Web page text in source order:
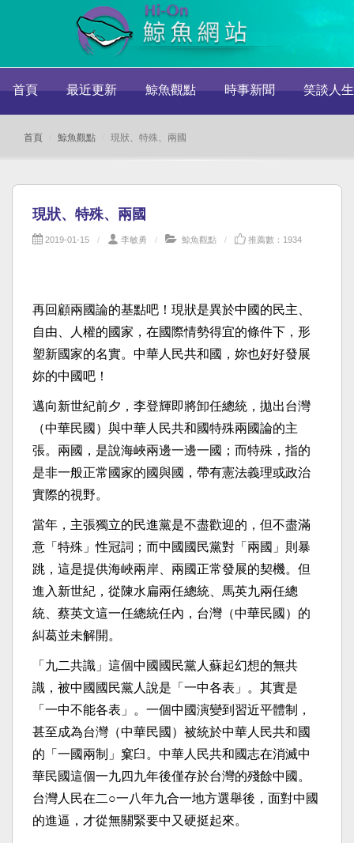
首頁 最近更新 鯨魚觀點 時事新聞 笑談人生
首頁 鯨魚觀點 現狀、特殊、兩國
現狀、特殊、兩國
2019-01-15 李敏勇 鯨魚觀點 推薦數：1934
再回顧兩國論的基點吧！現狀是異於中國的民主、
自由、人權的國家，在國際情勢得宜的條件下，形
塑新國家的名實。中華人民共和國，妳也好好發展
妳的中國吧！
邁向新世紀前夕，李登輝即將卸任總統，拋出台灣
（中華民國）與中華人民共和國特殊兩國論的主
張。兩國，是說海峽兩邊一邊一國；而特殊，指的
是非一般正常國家的國與國，帶有憲法義理或政治
實際的視野。
當年，主張獨立的民進黨是不盡歡迎的，但不盡滿
意「特殊」性冠詞；而中國國民黨對「兩國」則暴
跳，這是提供海峽兩岸、兩國正常發展的契機。但
進入新世紀，從陳水扁兩任總統、馬英九兩任總
統、蔡英文這一任總統任內，台灣（中華民國）的
糾葛並未解開。
「九二共識」這個中國國民黨人蘇起幻想的無共
識，被中國國民黨人說是「一中各表」。其實是
「一中不能各表」。一個中國演變到習近平體制，
甚至成為台灣（中華民國）被統於中華人民共和國
的「一國兩制」窠臼。中華人民共和國志在消滅中
華民國這個一九四九年後僅存於台灣的殘餘中國。
台灣人民在二○一八年九合一地方選舉後，面對中國
的進逼，才從無關緊要中又硬挺起來。